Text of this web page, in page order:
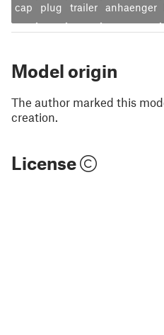
cap plug trailer anhaenger
Model origin
The author marked this
creation.
License